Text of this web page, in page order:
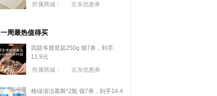
所属商城：
京东优惠券
一周最热值得买
四菇爷鹿茸菇250g 领7券，到手
11.9元
所属商城：
京东优惠券
格绿清洁慕斯*2瓶 领7券，到手14.4